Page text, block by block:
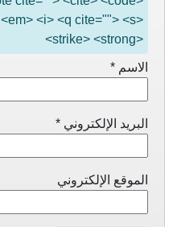
<i> <q cite=""> <s>
<strike> <strong>
الاسم *
البريد الإلكتروني *
الموقع الإلكتروني